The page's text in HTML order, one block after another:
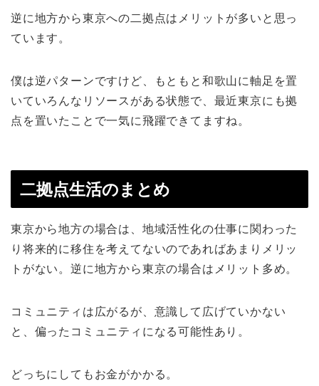
逆に地方から東京への二拠点はメリットが多いと思っ
ています。
僕は逆パターンですけど、もともと和歌山に軸足を置
いていろんなリソースがある状態で、最近東京にも拠
点を置いたことで一気に飛躍できてますね。
二拠点生活のまとめ
東京から地方の場合は、地域活性化の仕事に関わった
り将来的に移住を考えてないのであればあまりメリッ
トがない。逆に地方から東京の場合はメリット多め。
コミュニティは広がるが、意識して広げていかない
と、偏ったコミュニティになる可能性あり。
どっちにしてもお金がかかる。